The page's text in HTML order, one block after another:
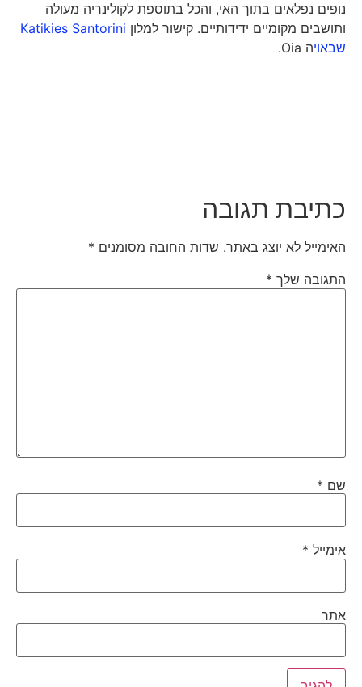
נופים נפלאים בתוך האי, והכל בתוספת לקולינריה מעולה
ותושבים מקומיים ידידותיים. קישור למלוןKatikies Santorini
שבאויה Oia.
כתיבת תגובה
האימייל לא יוצג באתר. שדות החובה מסומנים*
התגובה שלך*
שם*
אימייל*
אתר